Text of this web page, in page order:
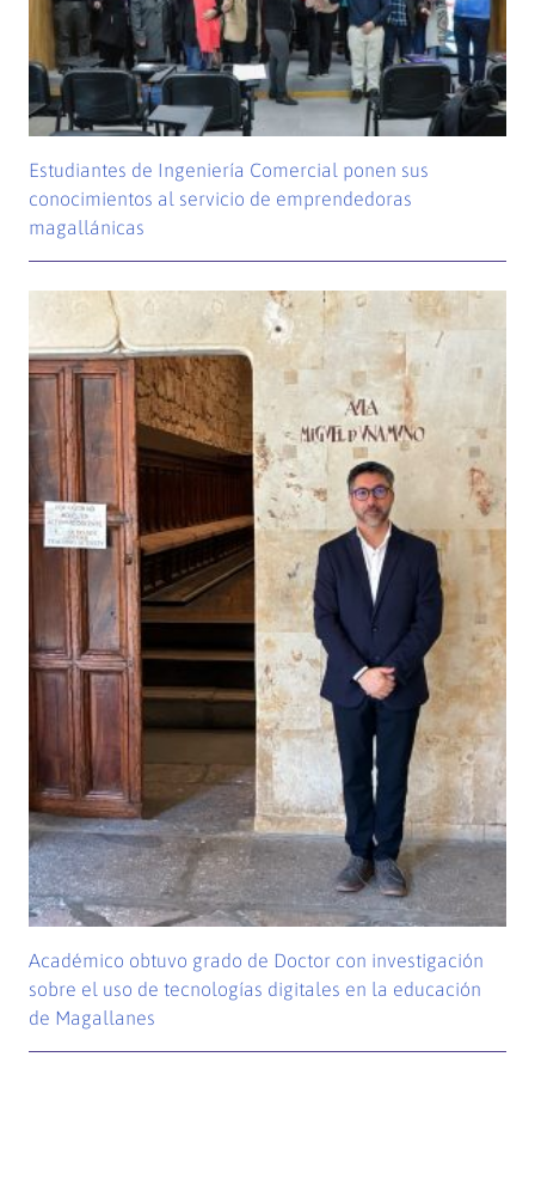
Estudiantes de Ingeniería Comercial ponen sus
conocimientos al servicio de emprendedoras
magallánicas
Académico obtuvo grado de Doctor con investigación
sobre el uso de tecnologías digitales en la educación
de Magallanes